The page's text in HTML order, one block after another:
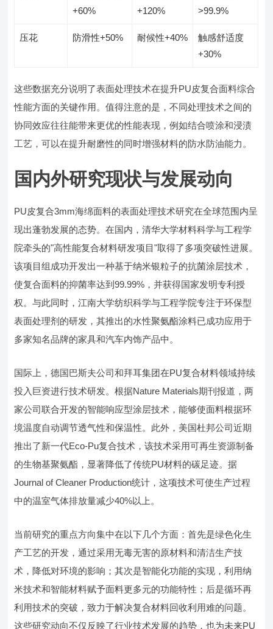
+60%
+120%
>99.9%
压花 防滑性+50% 耐候性+40%
触感舒适度
+30%
这些数据充分说明了表面处理技术在提升PU皮复合面料综合
性能方面的关键作用。值得注意的是，不同处理技术之间的
协同效应往往能带来更优的性能表现，例如结合喷涂和浸渍
工艺，可以在提升耐磨性的同时增强材料的防水防油能力。
国内外研究现状与发展动向
PU皮复合3mm海绵面料的表面处理技术研究在全球范围内呈
现出蓬勃发展的态势。在国内，清华大学材料科学与工程学
院牵头的"高性能复合材料研发项目"取得了多项突破性进展。
该项目组成功开发出一种基于纳米银粒子的抗菌涂层技术，
使复合面料的抑菌率达到99.99%，并获得国家发明专利授
权。与此同时，江南大学纺织科学与工程学院专注于环保型
表面处理剂的研发，其推出的水性聚氨酯涂料已成功应用于
多家知名品牌的家具和汽车内饰产品中。
国际上，德国巴斯夫公司和拜耳集团在PU复合材料领域持续
投入巨资进行技术研发。根据Nature Materials期刊报道，两
家公司联合开发的智能响应型涂层技术，能够使面料根据环
境温度自动调节透气性和保温性。此外，美国杜邦公司近期
推出了新一代Eco-Pu复合技术，该技术采用可再生资源制备
的生物基聚氨酯，显著降低了传统PU材料的碳足迹。据
Journal of Cleaner Production统计，这项技术可使生产过程
中的温室气体排放量减少40%以上。
当前研究的重点方向集中在以下几个方面：首先是绿色化生
产工艺的开发，通过采用无毒无害的原材料和清洁生产技
术，降低对环境的影响；其次是智能化功能的实现，利用纳
米技术和智能材料赋予面料更多元的功能特性；后是循环再
利用技术的突破，致力于解决复合材料回收利用难的问题。
这些研究动向不仅反映了行业技术发展的趋势，也为未来PU